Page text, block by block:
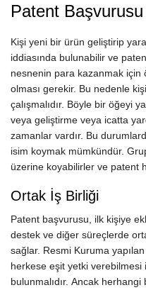
Patent Başvurusu
Kişi yeni bir ürün geliştirip
iddiasında bulunabilir ve
nesnenin para kazanmak için
olması gerekir. Bu nedenle
çalışmalıdır. Böyle bir öğeyi
veya geliştirme veya icatta
zamanlar vardır. Bu
isim koymak mümkündür.
üzerine koyabilirler ve patent
Ortak İş Birliği
Patent başvurusu, ilk kişiye
destek ve diğer süreçlerde
sağlar. Resmi Kuruma
herkese eşit yetki
bulunmalıdır. Ancak